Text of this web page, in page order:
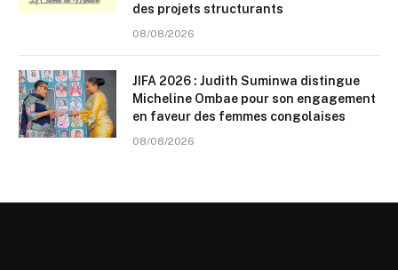
des projets structurants
08/08/2026
JIFA 2026 : Judith Suminwa distingue
Micheline Ombae pour son engagement
en faveur des femmes congolaises
08/08/2026